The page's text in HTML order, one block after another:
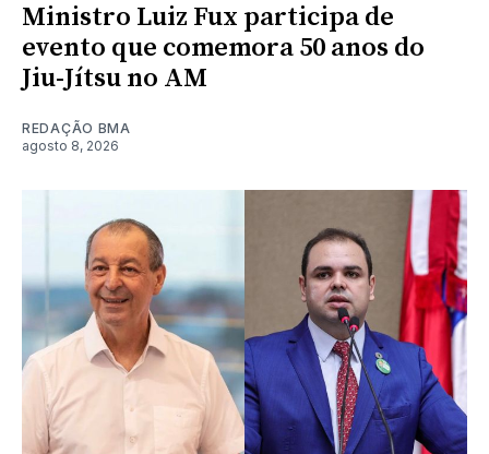
Ministro Luiz Fux participa de
evento que comemora 50 anos do
Jiu-Jítsu no AM
REDAÇÃO BMA
agosto 8, 2026